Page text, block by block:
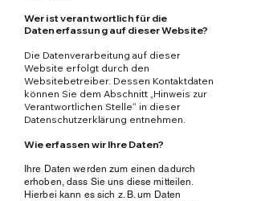
Wer ist verantwortlich für die
Datenerfassung auf dieser Website?
Die Datenverarbeitung auf dieser
Website erfolgt durch den
Websitebetreiber. Dessen Kontaktdaten
können Sie dem Abschnitt „Hinweis zur
Verantwortlichen Stelle“ in dieser
Datenschutzerklärung entnehmen.
Wie erfassen wir Ihre Daten?
Ihre Daten werden zum einen dadurch
erhoben, dass Sie uns diese mitteilen.
Hierbei kann es sich z. B. um Daten